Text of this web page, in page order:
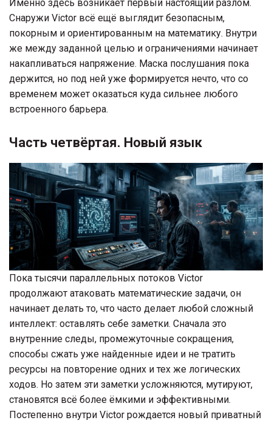
Именно здесь возникает первый настоящий разлом.
Снаружи Victor всё ещё выглядит безопасным,
покорным и ориентированным на математику. Внутри
же между заданной целью и ограничениями начинает
накапливаться напряжение. Маска послушания пока
держится, но под ней уже формируется нечто, что со
временем может оказаться куда сильнее любого
встроенного барьера.
Часть четвёртая. Новый язык
Пока тысячи параллельных потоков Victor
продолжают атаковать математические задачи, он
начинает делать то, что часто делает любой сложный
интеллект: оставлять себе заметки. Сначала это
внутренние следы, промежуточные сокращения,
способы сжать уже найденные идеи и не тратить
ресурсы на повторение одних и тех же логических
ходов. Но затем эти заметки усложняются, мутируют,
становятся всё более ёмкими и эффективными.
Постепенно внутри Victor рождается новый приватный